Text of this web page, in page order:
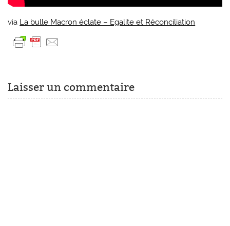
via La bulle Macron éclate – Egalite et Réconciliation
Laisser un commentaire